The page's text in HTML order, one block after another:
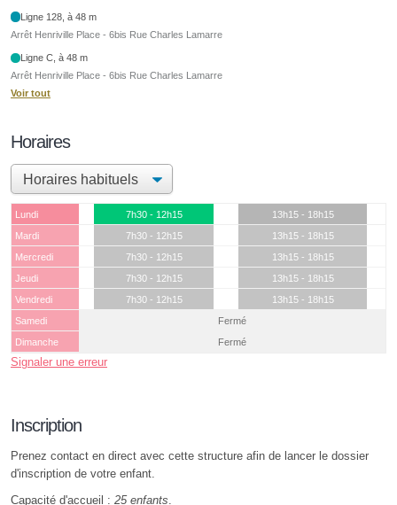
Ligne 128, à 48 m
Arrêt Henriville Place - 6bis Rue Charles Lamarre
Ligne C, à 48 m
Arrêt Henriville Place - 6bis Rue Charles Lamarre
Voir tout
Horaires
Lundi 7h30 - 12h15
13h15 - 18h15
Mardi
7h30 - 12h15
13h15 - 18h15
Mercredi
7h30 - 12h15
13h15 - 18h15
Jeudi
7h30 - 12h15
13h15 - 18h15
Vendredi
7h30 - 12h15
13h15 - 18h15
Samedi
Fermé
Dimanche
Fermé
Signaler une erreur
Inscription
Prenez contact en direct avec cette structure afin de lancer le dossier
d'inscription de votre enfant.
Capacité d'accueil : 25 enfants